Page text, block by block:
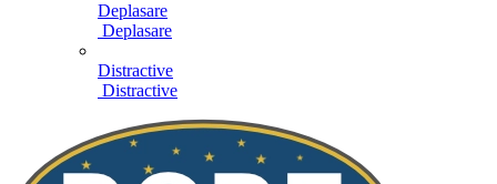
Deplasare
Deplasare
Distractive
Distractive